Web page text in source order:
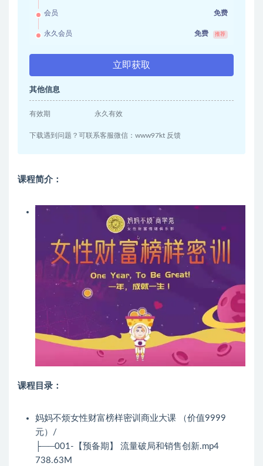
会员 免费
永久会员 免费 推荐
立即获取
其他信息
有效期 永久有效
下载遇到问题？可联系客服微信：www97kt 反馈
课程简介：
课程目录：
妈妈不烦女性财富榜样密训商业大课 （价值9999
元）/
├──001-【预备期】 流量破局和销售创新.mp4
738.63M